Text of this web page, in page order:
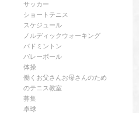
サッカー
ショートテニス
スケジュール
ノルディックウォーキング
バドミントン
バレーボール
体操
働くお父さんお母さんのため
のテニス教室
募集
卓球